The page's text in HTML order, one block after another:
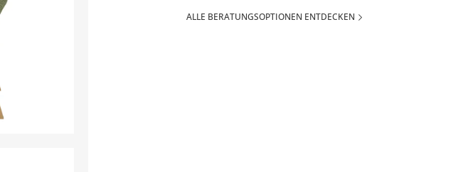
ALLE BERATUNGSOPTIONEN ENTDECKEN